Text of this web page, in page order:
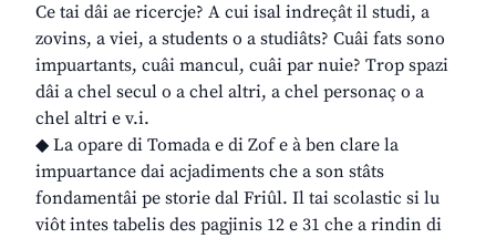
Ce tai dâi ae ricercje? A cui isal indreçât il studi, a
zovins, a viei, a students o a studiâts? Cuâi fats sono
impuartants, cuâi mancul, cuâi par nuie? Trop spazi
dâi a chel secul o a chel altri, a chel personaç o a
chel altri e v.i.
◆ La opare di Tomada e di Zof e à ben clare la
impuartance dai acjadiments che a son stâts
fondamentâi pe storie dal Friûl. Il tai scolastic si lu
viôt intes tabelis des pagjinis 12 e 31 che a rindin di